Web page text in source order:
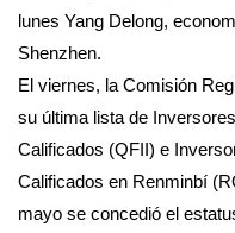
lunes Yang Delong,
Shenzhen.
El viernes, la Comisión
su última lista de
Calificados (QFII) e
Calificados en Renminbí
mayo se concedió el